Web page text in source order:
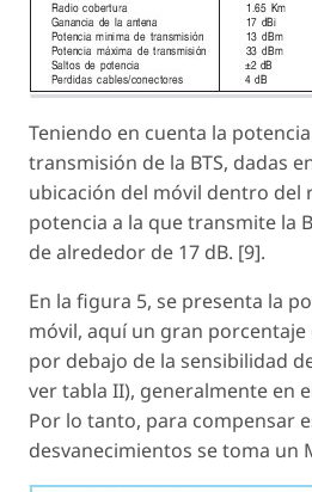
Teniendo en cuenta la
transmisión de la BTS, dadas
ubicación del móvil dentro del
potencia a la que transmite la
de alrededor de 17 dB. [9].
En la figura 5, se presenta la
móvil, aquí un gran porcentaje
por debajo de la sensibilidad
ver tabla II), generalmente en
Por lo tanto, para compensar
desvanecimientos se toma un